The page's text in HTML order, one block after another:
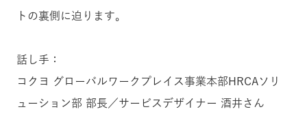
トの裏側に迫ります。
話し手：
コクヨ グローバルワークプレイス事業本部HRCAソリ
ューション部 部長／サービスデザイナー 酒井さん